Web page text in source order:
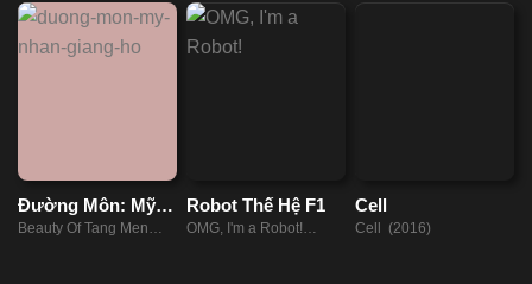
Đường Môn: Mỹ
Nhân Giang Hồ
Beauty Of Tang Men
Robot Thế Hệ F1
OMG, I'm a Robot!
Cell
Cell (2016)